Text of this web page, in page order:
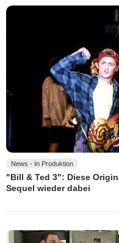
News - In Produktion
"Bill & Ted 3": Diese
Sequel wieder dabei